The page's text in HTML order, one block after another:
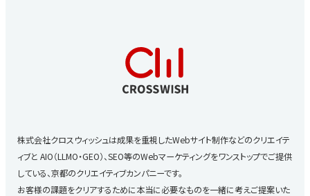
株式会社クロスウィッシュは成果を重視したWebサイト制作などのクリエイテ
ィブと AIO（LLMO・GEO）、SEO等のWebマーケティングをワンストップでご提供
している、京都のクリエイティブカンパニーです。
お客様の課題をクリアするために本当に必要なものを一緒に考えご提案いた